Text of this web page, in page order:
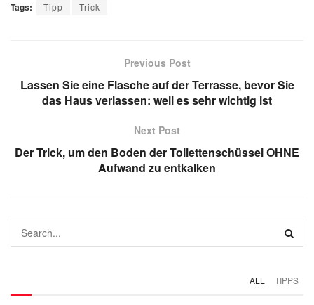
Tags: Tipp Trick
Previous Post
Lassen Sie eine Flasche auf der Terrasse, bevor Sie
das Haus verlassen: weil es sehr wichtig ist
Next Post
Der Trick, um den Boden der Toilettenschüssel OHNE
Aufwand zu entkalken
ALL TIPPS